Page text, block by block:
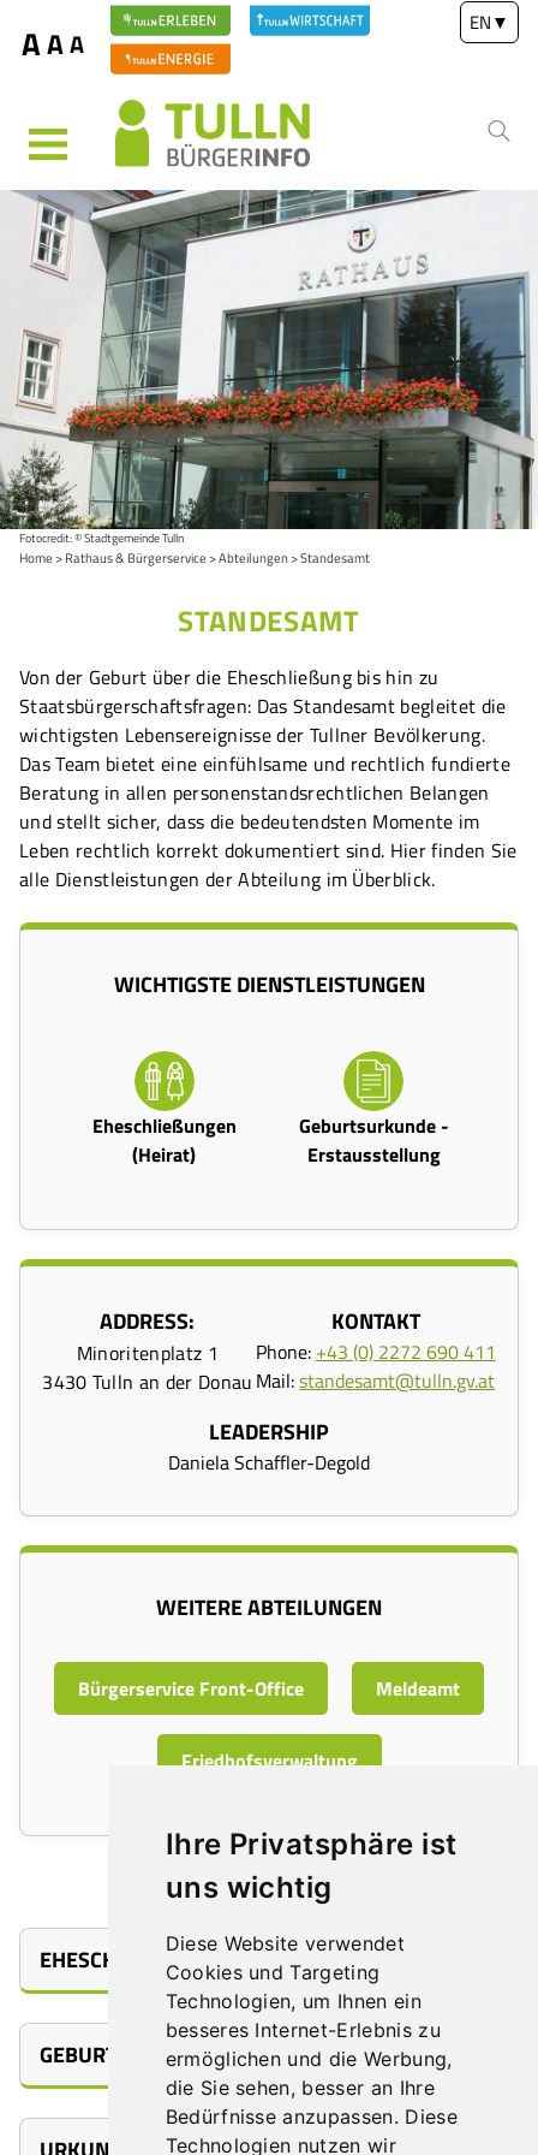
Ihre Privatsphäre ist
uns wichtig
Diese Website verwendet
Cookies und Targeting
Technologien, um Ihnen ein
besseres Internet-Erlebnis zu
ermöglichen und die Werbung,
die Sie sehen, besser an Ihre
Bedürfnisse anzupassen. Diese
Technologien nutzen wir
AAA
EN▼
MENÜ
Fotocredit: © Stadtgemeinde Tulln
Home Rathaus & Bürgerservice Abteilungen Standesamt
STANDESAMT
Von der Geburt über die Eheschließung bis hin zu
Staatsbürgerschaftsfragen: Das Standesamt begleitet die
wichtigsten Lebensereignisse der Tullner Bevölkerung.
Das Team bietet eine einfühlsame und rechtlich fundierte
Beratung in allen personenstandsrechtlichen Belangen
und stellt sicher, dass die bedeutendsten Momente im
Leben rechtlich korrekt dokumentiert sind. Hier finden Sie
alle Dienstleistungen der Abteilung im Überblick.
WICHTIGSTE DIENSTLEISTUNGEN
Eheschließungen
(Heirat)
Geburtsurkunde -
Erstausstellung
ADDRESS:
Minoritenplatz 1
3430 Tulln an der Donau
KONTAKT
Phone: +43 (0) 2272 690 411
Mail:standesamt@tulln.gv.at
LEADERSHIP
Daniela Schaffler-Degold
WEITERE ABTEILUNGEN
Bürgerservice Front-Office Meldeamt
Friedhofsverwaltung
SERVICES:
EHESCHLIESSUNGEN
Eheschließungen
(Heirat)
Ermittlung der
Ehefähigkeit
GEBURTEN